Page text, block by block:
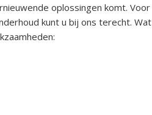
oplossingen komt. Voor
kunt u bij ons terecht. Wat